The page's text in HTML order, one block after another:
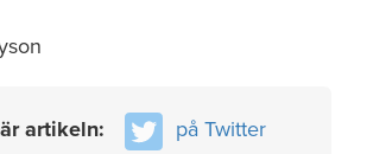
artikeln:
på Twitter